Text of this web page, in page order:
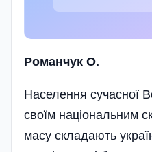
Романчук О.
Населення сучасної
своїм національним
масу складають